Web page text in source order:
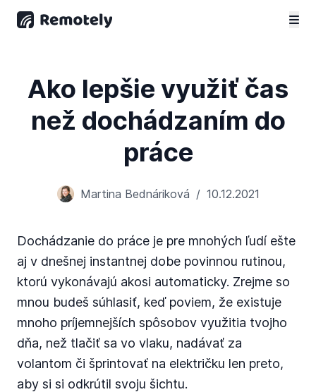
Ako lepšie využiť čas
než dochádzaním do
práce
Martina Bednáriková / 10.12.2021
Dochádzanie do práce je pre mnohých ľudí ešte
aj v dnešnej instantnej dobe povinnou rutinou,
ktorú vykonávajú akosi automaticky. Zrejme so
mnou budeš súhlasiť, keď poviem, že existuje
mnoho príjemnejších spôsobov využitia tvojho
dňa, než tlačiť sa vo vlaku, nadávať za
volantom či šprintovať na električku len preto,
aby si si odkrútil svoju šichtu.